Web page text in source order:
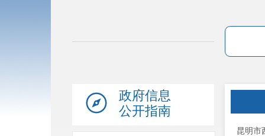
政府信息
公开指南
昆明市